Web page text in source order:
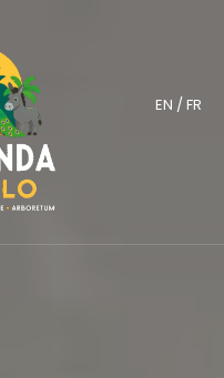
EN / FR